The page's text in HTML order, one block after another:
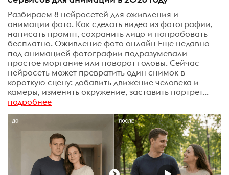
Разбираем 8 нейросетей для оживления и
анимации фото. Как сделать видео из фотографии,
написать промпт, сохранить лицо и попробовать
бесплатно. Оживление фото онлайн Еще недавно
под анимацией фотографии подразумевали
простое моргание или поворот головы. Сейчас
нейросеть может превратить один снимок в
короткую сцену: добавить движение человека и
камеры, изменить окружение, заставить портрет...
подробнее